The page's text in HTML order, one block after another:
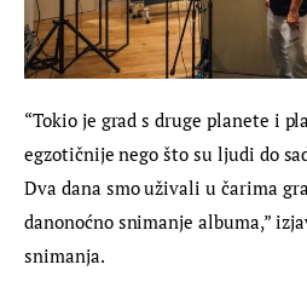
“Tokio je grad s druge planete i
egzotičnije nego što su ljudi do
Dva dana smo uživali u čarima
danonoćno snimanje albuma,”
snimanja.